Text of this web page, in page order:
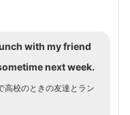
with my friend
next week.
高校のときの友達とラン